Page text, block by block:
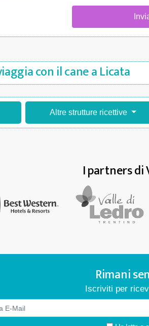
con il cane a Licata
Altre strutture ricettive
I partners di
Rimani
Iscriviti per